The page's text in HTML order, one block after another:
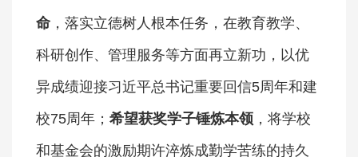
命 ，落实立德树人根本任务，在教育教学、
科研创作、管理服务等方面再立新功，以优
异成绩迎接习近平总书记重要回信5周年和建
校75周年； 希望获奖学子锤炼本领 ，将学校
和基金会的激励期许淬炼成勤学苦练的持久